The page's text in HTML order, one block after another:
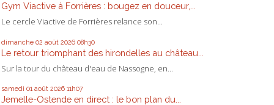
Gym Viactive à Forrières : bougez en douceur,...
Le cercle Viactive de Forrières relance son...
dimanche 02 août 2026 08h30
Le retour triomphant des hirondelles au château...
Sur la tour du château d'eau de Nassogne, en...
samedi 01 août 2026 11h07
Jemelle-Ostende en direct : le bon plan du...